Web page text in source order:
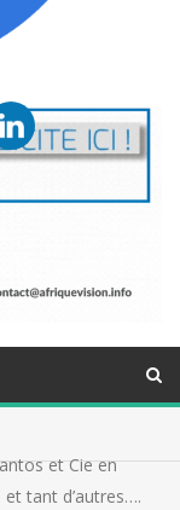
et Cie en
tant d’autres….